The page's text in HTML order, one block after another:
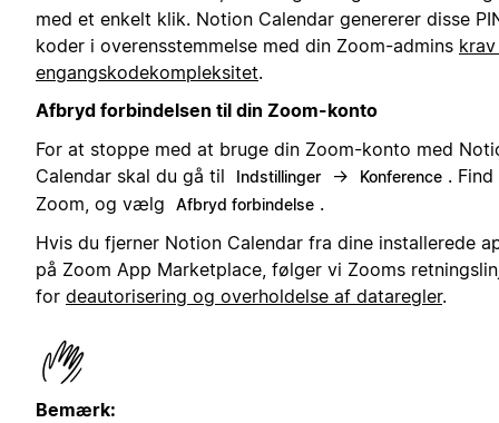
med et enkelt klik. Notion Calendar genererer disse
koder i overensstemmelse med din Zoom-admins
engangskodekompleksitet.
Afbryd forbindelsen til din Zoom-konto
For at stoppe med at bruge din Zoom-konto med
Calendar skal du gå til
Indstillinger → Konference . Find
Zoom, og vælg
Afbryd forbindelse .
Hvis du fjerner Notion Calendar fra dine installerede
på Zoom App Marketplace, følger vi Zooms
for deautorisering og overholdelse af dataregler.
Bemærk: